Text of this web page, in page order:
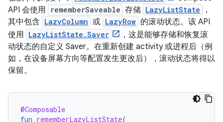
API 会使用
rememberSaveable 存储 LazyListState
，
其中包含 LazyColumn 或 LazyRow 的滚动状态。该 API
使用 LazyListState.Saver
，这是能够存储和恢复滚
动状态的自定义 Saver。在重新创建 activity 或进程后（例
如，在设备屏幕方向等配置发生更改后），滚动状态将得以
保留。
@Composable
fun rememberLazyListState(